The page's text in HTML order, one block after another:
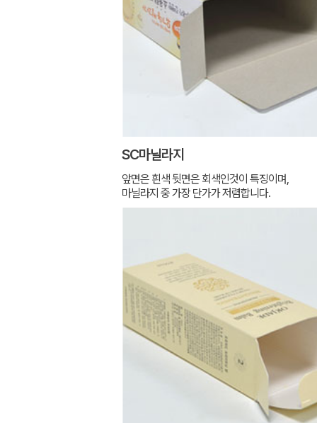
SC마닐라지
앞면은 흰색 뒷면은 회색인것이 특징이며,
마닐라지 중 가장 단가가 저렴합니다.